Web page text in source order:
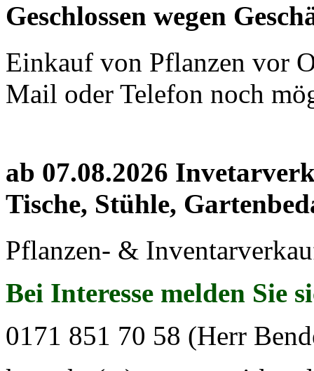
Geschlossen wegen
Einkauf von Pflanzen vor
Mail oder Telefon noch
ab 07.08.2026
Tische, Stühle,
Pflanzen- &
Bei Interesse melden Sie
0171 851 70 58 (Herr